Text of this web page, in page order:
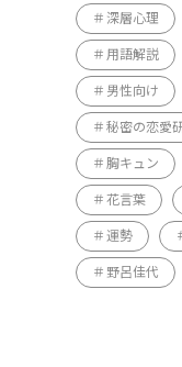
深層心理
用語解説
男性向け
秘密の恋愛
胸キュン
花言葉
運勢
野呂佳代